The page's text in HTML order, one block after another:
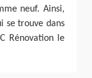
neuf. Ainsi,
se trouve dans
Rénovation le